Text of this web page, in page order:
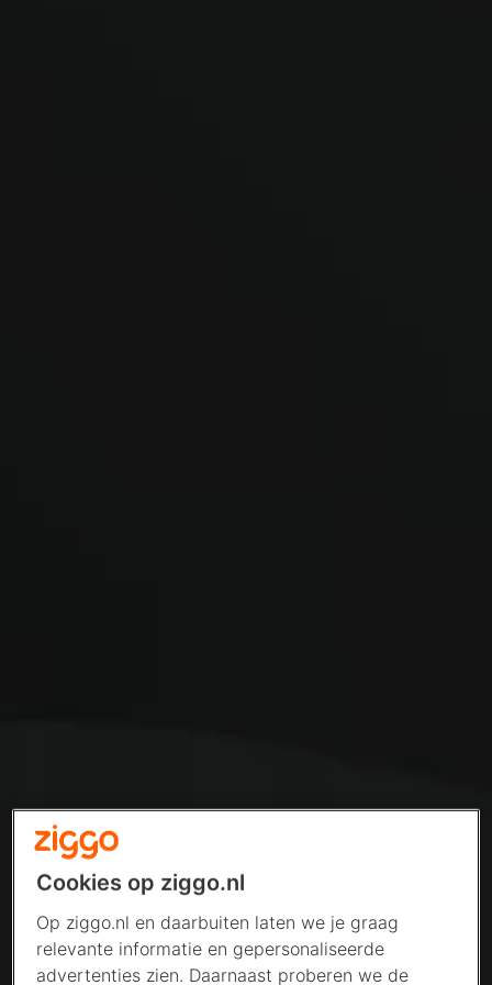
Cookies op ziggo.nl
Op ziggo.nl en daarbuiten laten we je graag
relevante informatie en gepersonaliseerde
advertenties zien. Daarnaast proberen we de